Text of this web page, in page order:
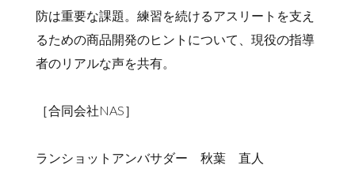
防は重要な課題。練習を続けるアスリートを支え
るための商品開発のヒントについて、現役の指導
者のリアルな声を共有。
［合同会社NAS］
ランショットアンバサダー 秋葉 直人